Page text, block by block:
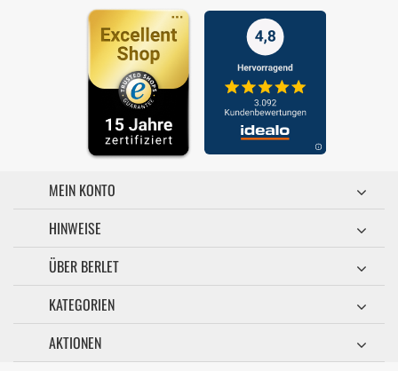
MEIN KONTO
HINWEISE
ÜBER BERLET
KATEGORIEN
AKTIONEN